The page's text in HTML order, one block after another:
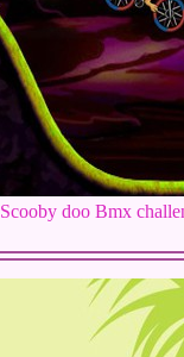
Scooby doo Bmx